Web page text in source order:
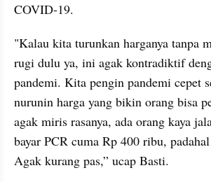
COVID-19.
"Kalau kita turunkan harganya tanpa
rugi dulu ya, ini agak kontradiktif
pandemi. Kita pengin pandemi cepet
nurunin harga yang bikin orang bisa
agak miris rasanya, ada orang kaya
bayar PCR cuma Rp 400 ribu,
Agak kurang pas,” ucap Basti.